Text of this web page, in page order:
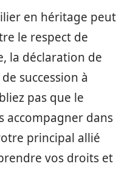
en héritage peut
le respect de
la déclaration de
succession à
pas que le
accompagner dans
principal allié
vos droits et